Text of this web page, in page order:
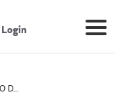
Login
Prestador CENTRO DE ONCOLOGIA